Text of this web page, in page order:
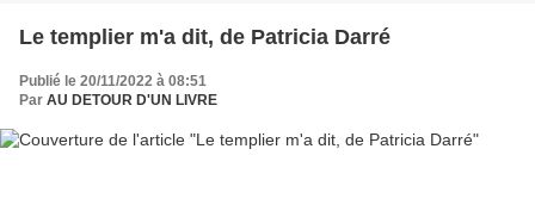
Le templier m'a dit, de Patricia Darré
Publié le 20/11/2022 à 08:51
Par AU DETOUR D'UN LIVRE